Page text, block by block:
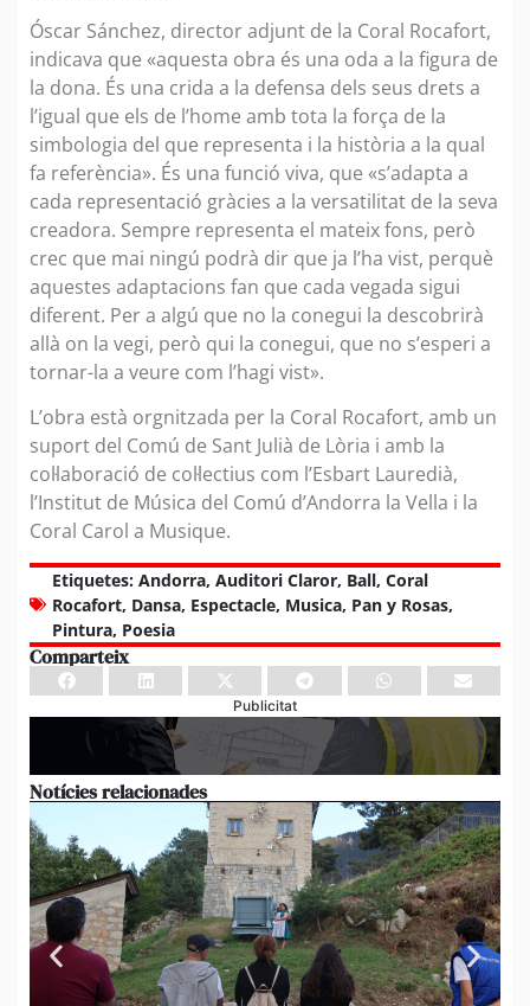
Óscar Sánchez, director adjunt de la Coral Rocafort,
indicava que «aquesta obra és una oda a la figura de
la dona. És una crida a la defensa dels seus drets a
l’igual que els de l’home amb tota la força de la
simbologia del que representa i la història a la qual
fa referència». És una funció viva, que «s’adapta a
cada representació gràcies a la versatilitat de la seva
creadora. Sempre representa el mateix fons, però
crec que mai ningú podrà dir que ja l’ha vist, perquè
aquestes adaptacions fan que cada vegada sigui
diferent. Per a algú que no la conegui la descobrirà
allà on la vegi, però qui la conegui, que no s’esperi a
tornar-la a veure com l’hagi vist».
L’obra està orgnitzada per la Coral Rocafort, amb un
suport del Comú de Sant Julià de Lòria i amb la
col·laboració de col·lectius com l’Esbart Lauredià,
l’Institut de Música del Comú d’Andorra la Vella i la
Coral Carol a Musique.
Etiquetes: Andorra, Auditori Claror, Ball, Coral
Rocafort, Dansa, Espectacle, Musica, Pan y Rosas,
Pintura, Poesia
Comparteix
Publicitat
Notícies relacionades